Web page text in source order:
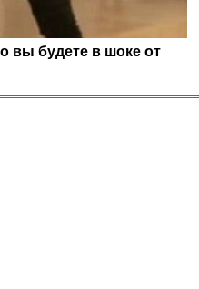
вы будете в шоке от